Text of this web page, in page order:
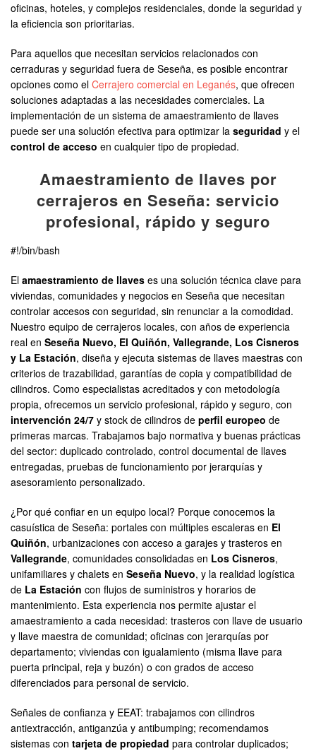
oficinas, hoteles, y complejos residenciales, donde la seguridad y
la eficiencia son prioritarias.
Para aquellos que necesitan servicios relacionados con
cerraduras y seguridad fuera de Seseña, es posible encontrar
opciones como el Cerrajero comercial en Leganés, que ofrecen
soluciones adaptadas a las necesidades comerciales. La
implementación de un sistema de amaestramiento de llaves
puede ser una solución efectiva para optimizar la seguridad y el
control de acceso en cualquier tipo de propiedad.
Amaestramiento de llaves por
cerrajeros en Seseña: servicio
profesional, rápido y seguro
#!/bin/bash
El amaestramiento de llaves es una solución técnica clave para
viviendas, comunidades y negocios en Seseña que necesitan
controlar accesos con seguridad, sin renunciar a la comodidad.
Nuestro equipo de cerrajeros locales, con años de experiencia
real en Seseña Nuevo, El Quiñón, Vallegrande, Los Cisneros
y La Estación, diseña y ejecuta sistemas de llaves maestras con
criterios de trazabilidad, garantías de copia y compatibilidad de
cilindros. Como especialistas acreditados y con metodología
propia, ofrecemos un servicio profesional, rápido y seguro, con
intervención 24/7 y stock de cilindros de perfil europeo de
primeras marcas. Trabajamos bajo normativa y buenas prácticas
del sector: duplicado controlado, control documental de llaves
entregadas, pruebas de funcionamiento por jerarquías y
asesoramiento personalizado.
¿Por qué confiar en un equipo local? Porque conocemos la
casuística de Seseña: portales con múltiples escaleras en El
Quiñón, urbanizaciones con acceso a garajes y trasteros en
Vallegrande, comunidades consolidadas en Los Cisneros,
unifamiliares y chalets en Seseña Nuevo, y la realidad logística
de La Estación con flujos de suministros y horarios de
mantenimiento. Esta experiencia nos permite ajustar el
amaestramiento a cada necesidad: trasteros con llave de usuario
y llave maestra de comunidad; oficinas con jerarquías por
departamento; viviendas con igualamiento (misma llave para
puerta principal, reja y buzón) o con grados de acceso
diferenciados para personal de servicio.
Señales de confianza y EEAT: trabajamos con cilindros
antiextracción, antiganzúa y antibumping; recomendamos
sistemas con tarjeta de propiedad para controlar duplicados;